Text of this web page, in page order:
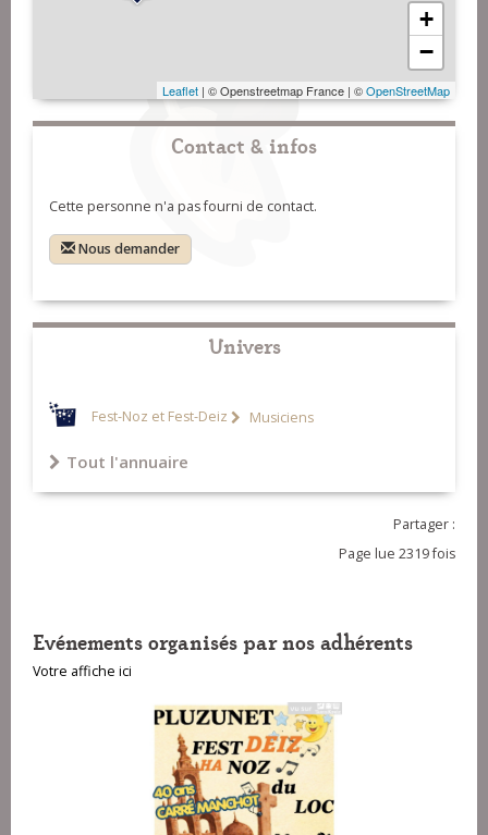
+
−
Leaflet | © Openstreetmap France | ©OpenStreetMap
Contact & infos
Cette personne n'a pas fourni de contact.
Nous demander
Univers
Fest-Noz et Fest-Deiz Musiciens
Tout l'annuaire
Partager :
Page lue 2319 fois
Evénements organisés par nos adhérents
Votre affiche ici